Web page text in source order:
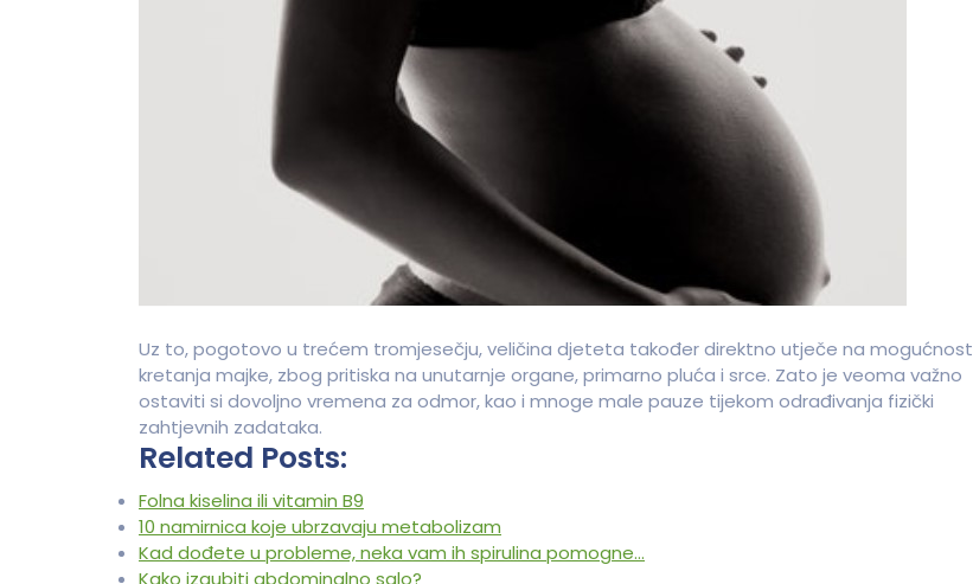
Uz to, pogotovo u trećem tromjesečju, veličina djeteta također direktno utječe na mogućnost
kretanja majke, zbog pritiska na unutarnje organe, primarno pluća i srce. Zato je veoma važno
ostaviti si dovoljno vremena za odmor, kao i mnoge male pauze tijekom odrađivanja fizički
zahtjevnih zadataka.
Related Posts:
Folna kiselina ili vitamin B9
10 namirnica koje ubrzavaju metabolizam
Kad dođete u probleme, neka vam ih spirulina pomogne…
Kako izgubiti abdominalno salo?